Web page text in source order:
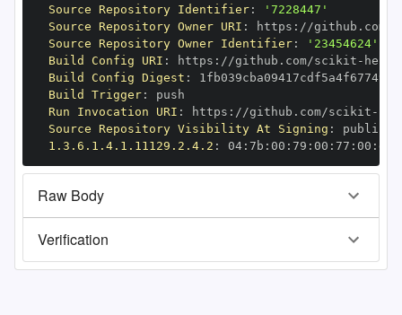
Source Repository Identifier:
'7228447'
Source Repository Owner URI : https : //github.com/
Source Repository Owner Identifier:
'23454624'
Build Config URI : https : //github.com/scikit -
Build Config Digest :
Build Trigger:
Run Invocation URI : https : //github.com/scikit -
Source Repository Visibility At Signing :
1.3.6.1.4.1.11129.2.4.2 : 04: 7b : 00 : 79 : 00 : 77 : 00 : dd
Raw Body
Verification